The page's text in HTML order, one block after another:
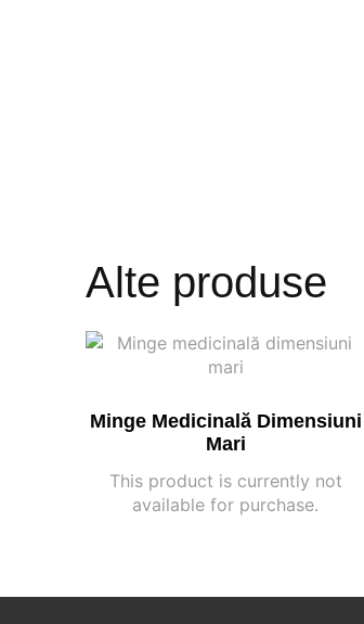
Alte produse
Minge Medicinală Dimensiuni
Mari
This product is currently not
available for purchase.